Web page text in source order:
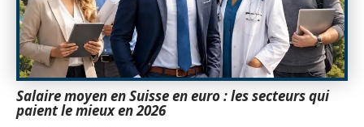
Salaire moyen en Suisse en euro : les secteurs qui
paient le mieux en 2026